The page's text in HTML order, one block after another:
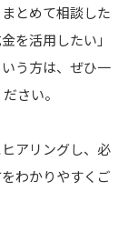
とめて相談した
を活用したい」
う方は、ぜひ一
さい。
アリングし、必
わかりやすくご